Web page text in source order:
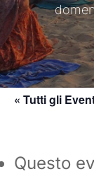
« Tutti gli
Questo